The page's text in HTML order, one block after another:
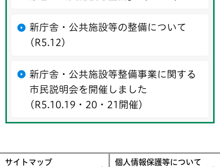
新庁舎・公共施設等の整備について
(R5.12)
新庁舎・公共施設等整備事業に関する
市民説明会を開催しました
(R5.10.19・20・21開催)
サイトマップ 個人情報保護等について